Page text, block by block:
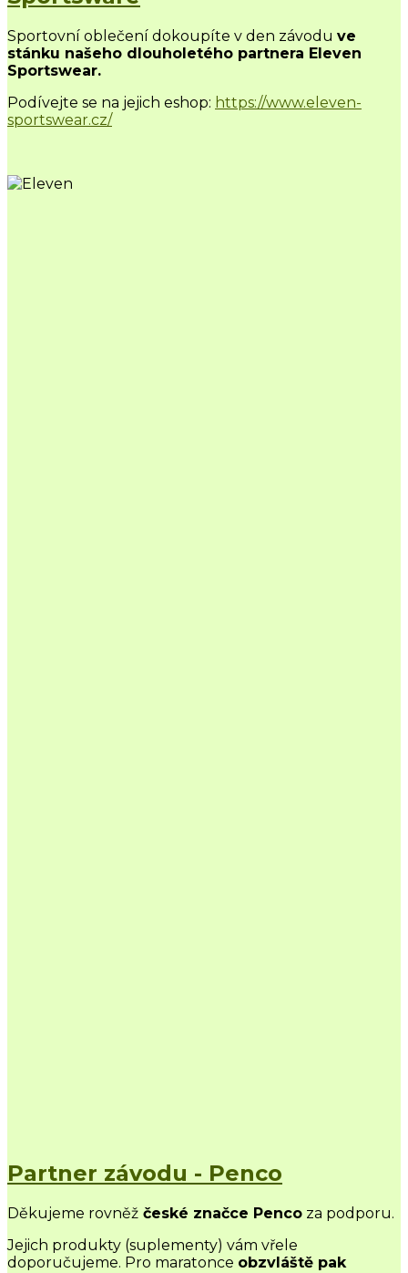
Sportovní oblečení dokoupíte v den závodu ve
stánku našeho dlouholetého partnera Eleven
Sportswear.
Podívejte se na jejich eshop: https://www.eleven-
sportswear.cz/
Partner závodu - Penco
Děkujeme rovněž české značce Penco za podporu.
Jejich produkty (suplementy) vám vřele
doporučujeme. Pro maratonce obzvláště pak